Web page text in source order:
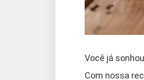
Você já
Com nossa